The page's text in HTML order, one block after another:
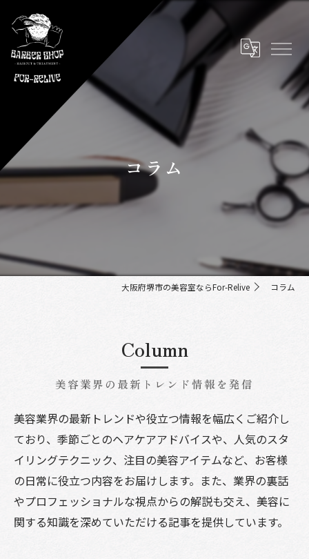
コラム
大阪府堺市の美容室ならFor-Relive コラム
Column
美容業界の最新トレンド情報を発信
美容業界の最新トレンドや役立つ情報を幅広くご紹介し
ており、季節ごとのヘアケアアドバイスや、人気のスタ
イリングテクニック、注目の美容アイテムなど、お客様
の日常に役立つ内容をお届けします。また、業界の裏話
やプロフェッショナルな視点からの解説も交え、美容に
関する知識を深めていただける記事を提供しています。